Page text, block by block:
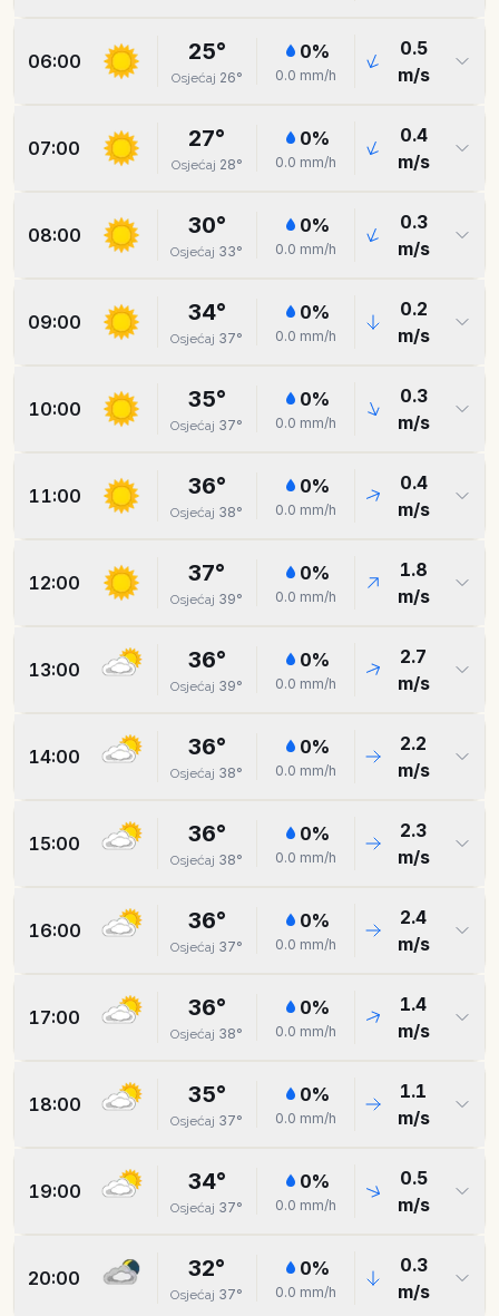
06:00 25°
Osjećaj 26°
0%
0.0 mm/h
0.5
m/s
07:00 27°
Osjećaj 28°
0%
0.0 mm/h
0.4
m/s
08:00 30°
Osjećaj 33°
0%
0.0 mm/h
0.3
m/s
09:00 34°
Osjećaj 37°
0%
0.0 mm/h
0.2
m/s
10:00 35°
Osjećaj 37°
0%
0.0 mm/h
0.3
m/s
11:00 36°
Osjećaj 38°
0%
0.0 mm/h
0.4
m/s
12:00 37°
Osjećaj 39°
0%
0.0 mm/h
1.8
m/s
13:00 36°
Osjećaj 39°
0%
0.0 mm/h
2.7
m/s
14:00 36°
Osjećaj 38°
0%
0.0 mm/h
2.2
m/s
15:00 36°
Osjećaj 38°
0%
0.0 mm/h
2.3
m/s
16:00 36°
Osjećaj 37°
0%
0.0 mm/h
2.4
m/s
17:00 36°
Osjećaj 38°
0%
0.0 mm/h
1.4
m/s
18:00 35°
Osjećaj 37°
0%
0.0 mm/h
1.1
m/s
19:00 34°
Osjećaj 37°
0%
0.0 mm/h
0.5
m/s
20:00 32°
Osjećaj 37°
0%
0.0 mm/h
0.3
m/s